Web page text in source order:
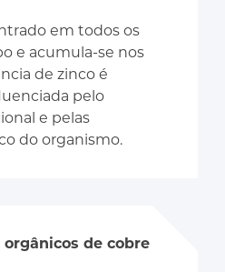
em todos os
e acumula-se nos
de zinco é
pelo
e pelas
do organismo.
de cobre